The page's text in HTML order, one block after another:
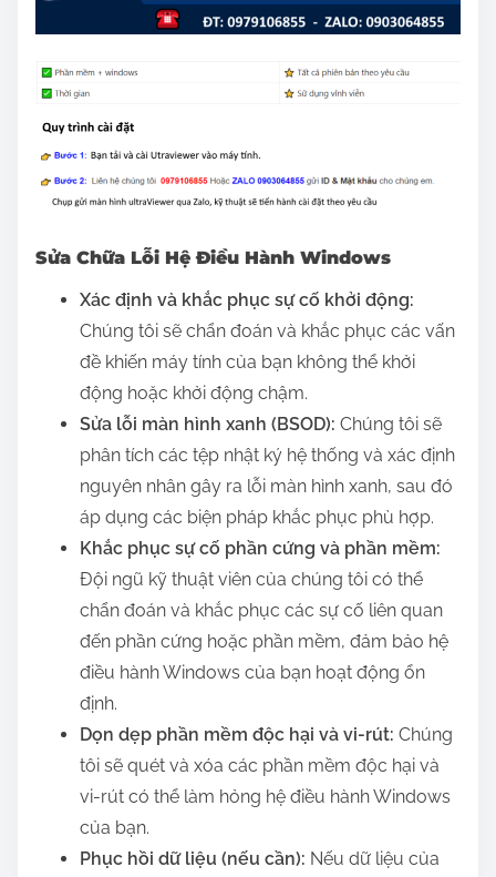
Sửa Chữa Lỗi Hệ Điều Hành Windows
Xác định và khắc phục sự cố khởi động:
Chúng tôi sẽ chẩn đoán và khắc phục các vấn
đề khiến máy tính của bạn không thể khởi
động hoặc khởi động chậm.
Sửa lỗi màn hình xanh (BSOD): Chúng tôi sẽ
phân tích các tệp nhật ký hệ thống và xác định
nguyên nhân gây ra lỗi màn hình xanh, sau đó
áp dụng các biện pháp khắc phục phù hợp.
Khắc phục sự cố phần cứng và phần mềm:
Đội ngũ kỹ thuật viên của chúng tôi có thể
chẩn đoán và khắc phục các sự cố liên quan
đến phần cứng hoặc phần mềm, đảm bảo hệ
điều hành Windows của bạn hoạt động ổn
định.
Dọn dẹp phần mềm độc hại và vi-rút: Chúng
tôi sẽ quét và xóa các phần mềm độc hại và
vi-rút có thể làm hỏng hệ điều hành Windows
của bạn.
Phục hồi dữ liệu (nếu cần): Nếu dữ liệu của